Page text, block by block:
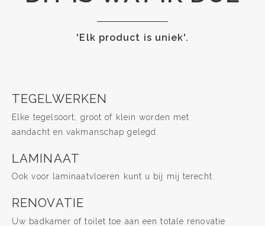
'Elk product is uniek'.
TEGELWERKEN
Elke tegelsoort, groot of klein worden met
aandacht en vakmanschap gelegd.
LAMINAAT
Ook voor laminaatvloeren kunt u bij mij terecht.
RENOVATIE
Uw badkamer of toilet toe aan een totale renovatie